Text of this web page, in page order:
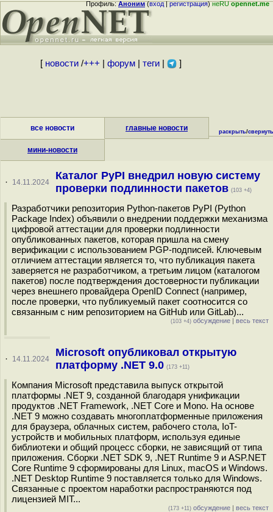
Профиль:Аноним(вход|регистрация)неRUopennet.me
[ новости/+++ форум| теги| ]
все новости главные новости
мини-новости
раскрыть/свернуть
· 14.11.2024
Каталог PyPI внедрил новую систему
проверки подлинности пакетов (103 +4)
Разработчики репозитория Python-пакетов PyPI (Python
Package Index) объявили о внедрении поддержки механизма
цифровой аттестации для проверки подлинности
опубликованных пакетов, которая пришла на смену
верификации с использованием PGP-подписей. Ключевым
отличием аттестации является то, что публикация пакета
заверяется не разработчиком, а третьим лицом (каталогом
пакетов) после подтверждения достоверности публикации
через внешнего провайдера OpenID Connect (например,
после проверки, что публикуемый пакет соотносится со
связанным с ним репозиторием на GitHub или GitLab)...
(103 +4) обсуждение | весь текст
· 14.11.2024
Microsoft опубликовал открытую
платформу .NET 9.0 (173 +11)
Компания Microsoft представила выпуск открытой
платформы .NET 9, созданной благодаря унификации
продуктов .NET Framework, .NET Core и Mono. На основе
.NET 9 можно создавать многоплатформенные приложения
для браузера, облачных систем, рабочего стола, IoT-
устройств и мобильных платформ, используя единые
библиотеки и общий процесс сборки, не зависящий от типа
приложения. Сборки .NET SDK 9, .NET Runtime 9 и ASP.NET
Core Runtime 9 сформированы для Linux, macOS и Windows.
.NET Desktop Runtime 9 поставляется только для Windows.
Связанные с проектом наработки распространяются под
лицензией MIT...
(173 +11) обсуждение | весь текст